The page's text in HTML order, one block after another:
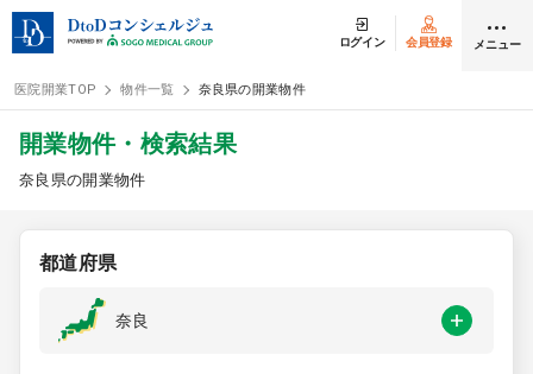
ログイン 会員登録 メニュー
ログイン
クリニック開業
DtoDの開業支援
医院開業TOP 物件一覧 奈良県の開業物件
開業物件・検索結果
奈良県の開業物件
都道府県
奈良